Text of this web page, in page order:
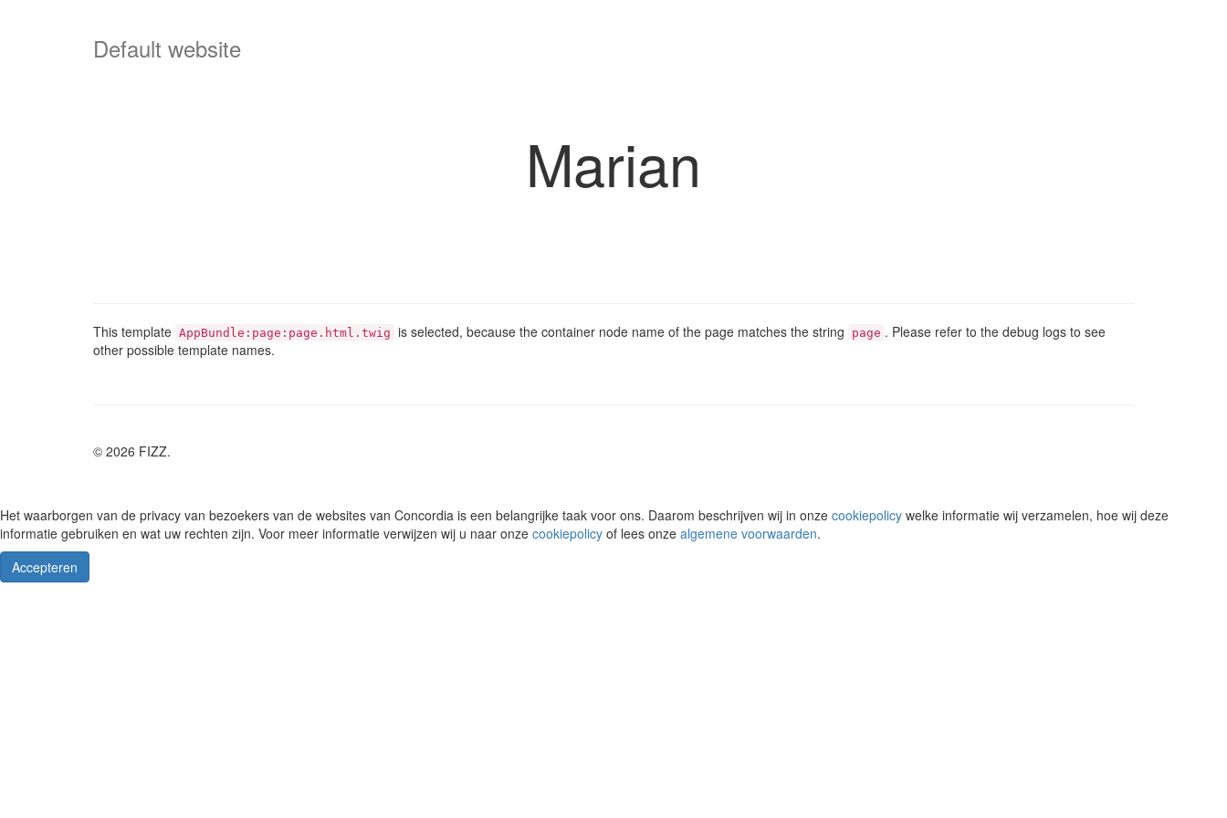
Default website
Marian
This template AppBundle:page:page.html.twig is selected, because the container node name of the page matches the string page . Please refer to the debug logs to see
other possible template names.
© 2026 FIZZ.
Het waarborgen van de privacy van bezoekers van de websites van Concordia is een belangrijke taak voor ons. Daarom beschrijven wij in onze cookiepolicy welke informatie wij verzamelen, hoe wij deze
informatie gebruiken en wat uw rechten zijn. Voor meer informatie verwijzen wij u naar onze cookiepolicy of lees onze algemene voorwaarden.
Accepteren